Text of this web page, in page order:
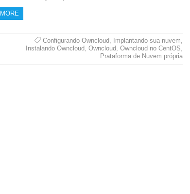
Configurando Owncloud, Implantando sua nuvem
Instalando Owncloud, Owncloud, Owncloud no CentOS
Prataforma de Nuvem própria